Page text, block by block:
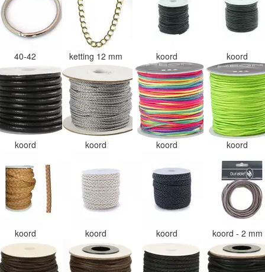
40-42 ketting 12 mm koord koord
koord koord koord koord
koord koord koord koord - 2 mm